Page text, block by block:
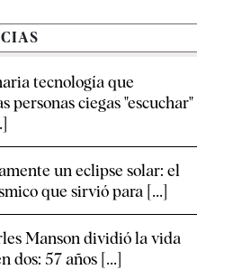
tecnología que
personas ciegas "escuchar"
un eclipse solar: el
que sirvió para [...]
Manson dividió la vida
dos: 57 años [...]